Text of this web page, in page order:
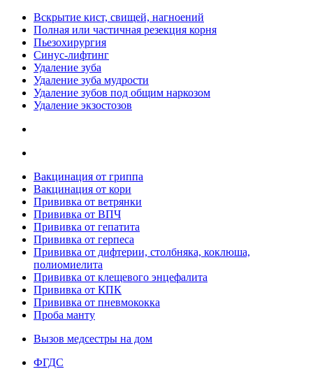
Вскрытие кист, свищей, нагноений
Полная или частичная резекция корня
Пьезохирургия
Синус-лифтинг
Удаление зуба
Удаление зуба мудрости
Удаление зубов под общим наркозом
Удаление экзостозов
Вакцинация от гриппа
Вакцинация от кори
Прививка от ветрянки
Прививка от ВПЧ
Прививка от гепатита
Прививка от герпеса
Прививка от дифтерии, столбняка, коклюша,
полиомиелита
Прививка от клещевого энцефалита
Прививка от КПК
Прививка от пневмококка
Проба манту
Вызов медсестры на дом
ФГДС